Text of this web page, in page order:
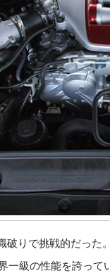
りで挑戦的だった
一級の性能を誇っ